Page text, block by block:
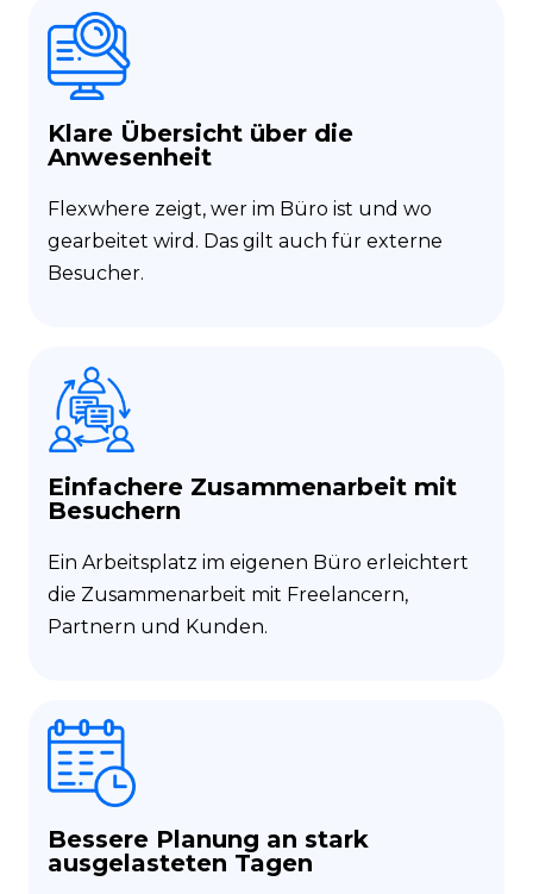
Klare Übersicht über die
Anwesenheit
Flexwhere zeigt, wer im Büro ist und wo
gearbeitet wird. Das gilt auch für externe
Besucher.
Einfachere Zusammenarbeit mit
Besuchern
Ein Arbeitsplatz im eigenen Büro erleichtert
die Zusammenarbeit mit Freelancern,
Partnern und Kunden.
Bessere Planung an stark
ausgelasteten Tagen